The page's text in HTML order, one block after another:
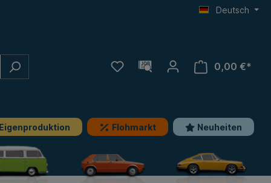
Deutsch
0,00 €*
Eigenproduktion Flohmarkt Neuheiten